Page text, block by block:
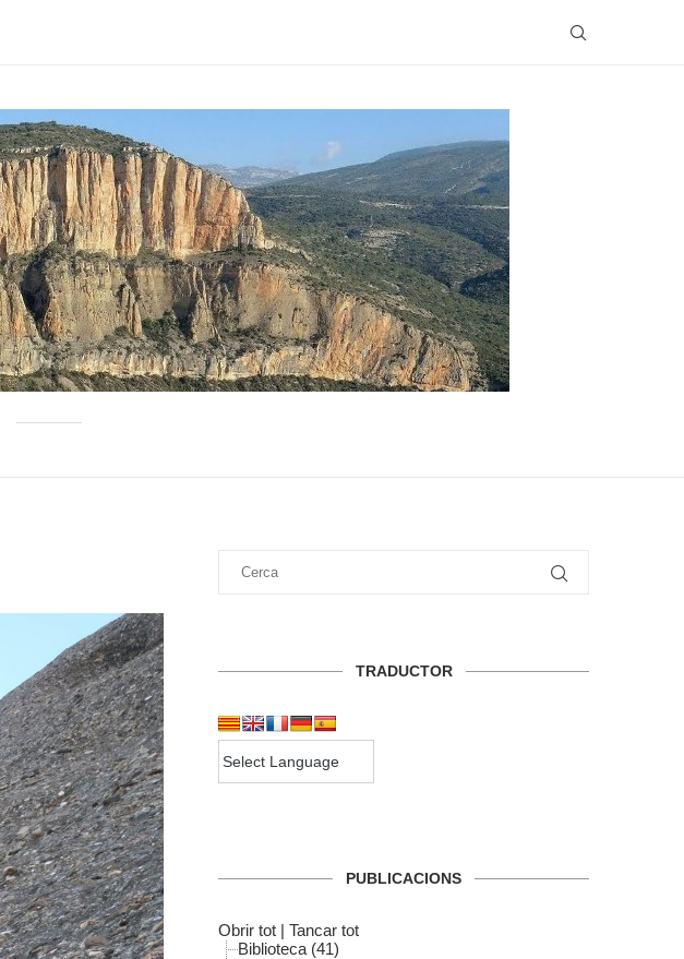
TRADUCTOR
PUBLICACIONS
Obrir tot | Tancar tot
Biblioteca (41)